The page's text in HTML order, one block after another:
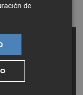
utilizados
de